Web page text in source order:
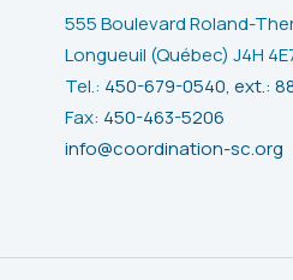
555 Boulevard Roland-
Longueuil (Québec) J4H
Tel.: 450-679-0540, ext.:
Fax: 450-463-5206
info@coordination-sc.org